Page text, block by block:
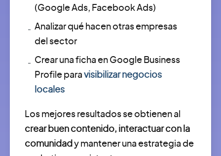
(Google Ads, Facebook Ads)
Analizar qué hacen otras empresas
del sector
Crear una ficha en Google Business
Profile para visibilizar negocios
locales
Los mejores resultados se obtienen al
crear buen contenido, interactuar con la
comunidad y mantener una estrategia de